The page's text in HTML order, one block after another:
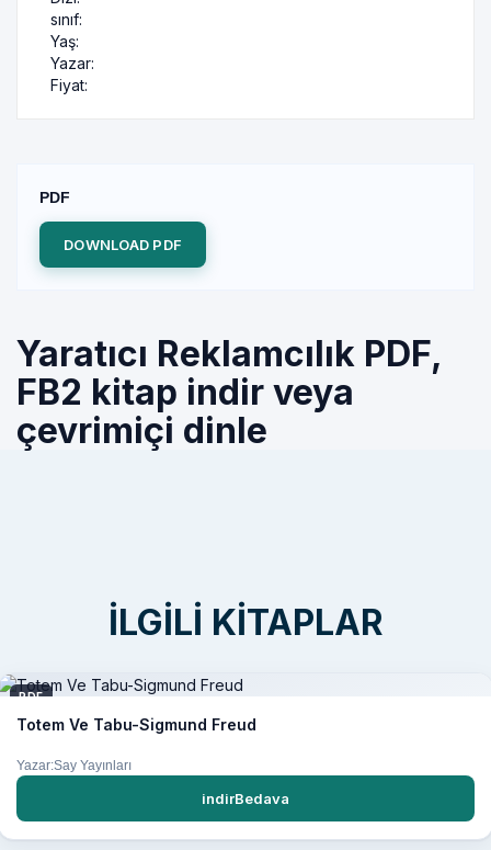
sınıf:
Yaş:
Yazar:
Fiyat:
PDF
DOWNLOAD PDF
Yaratıcı Reklamcılık PDF,
FB2 kitap indir veya
çevrimiçi dinle
İLGILI KITAPLAR
PDF
Totem Ve Tabu-Sigmund Freud
Yazar:Say Yayınları
indirBedava